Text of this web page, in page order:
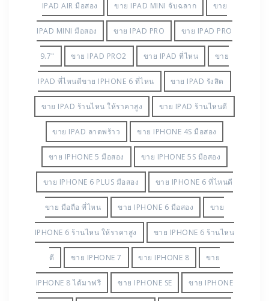
IPAD AIR มือสอง ขาย IPAD MINI จับฉลาก ขาย
IPAD MINI มือสอง ขาย IPAD PRO ขาย IPAD PRO
9.7" ขาย IPAD PRO2 ขาย IPAD ที่ไหน ขาย
IPAD ที่ไหนดีขาย IPHONE 6 ที่ไหน ขาย IPAD รังสิต
ขาย IPAD ร้านไหน ให้ราคาสูง ขาย IPAD ร้านไหนดี
ขาย IPAD ลาดพร้าว ขาย IPHONE 4S มือสอง
ขาย IPHONE 5 มือสอง ขาย IPHONE 5S มือสอง
ขาย IPHONE 6 PLUS มือสอง ขาย IPHONE 6 ที่ไหนดี
ขาย มือถือ ที่ไหน ขาย IPHONE 6 มือสอง ขาย
IPHONE 6 ร้านไหน ให้ราคาสูง ขาย IPHONE 6 ร้านไหน
ดี ขาย IPHONE 7 ขาย IPHONE 8 ขาย
IPHONE 8 ได้มาฟรี ขาย IPHONE SE ขาย IPHONE